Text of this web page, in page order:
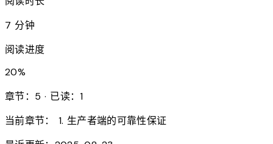
7 分钟
阅读进度
20%
章节：5 · 已读：1
当前章节：
1. 生产者端的可靠性保证